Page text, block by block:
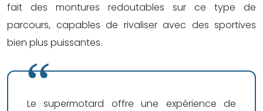
fait des montures redoutables sur ce type de
parcours, capables de rivaliser avec des sportives
bien plus puissantes.
Le supermotard offre une expérience de